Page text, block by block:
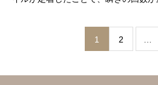
1 2